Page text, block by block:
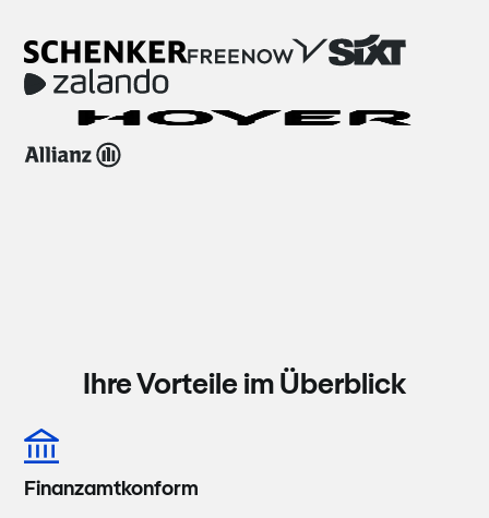
Ihre Vorteile im Überblick
Finanzamtkonform